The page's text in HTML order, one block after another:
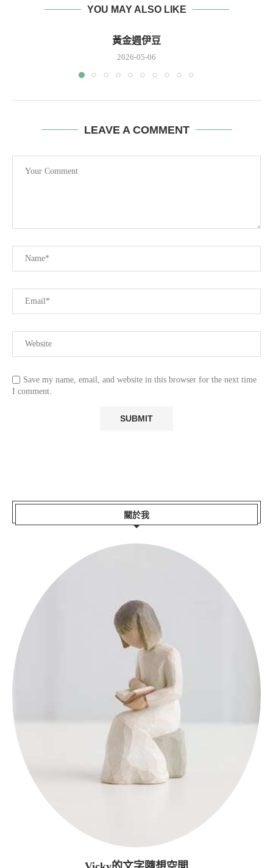
YOU MAY ALSO LIKE
黃金週伊豆
2026-05-06
LEAVE A COMMENT
Save my name, email, and website in this browser for the next time
I comment.
關於我